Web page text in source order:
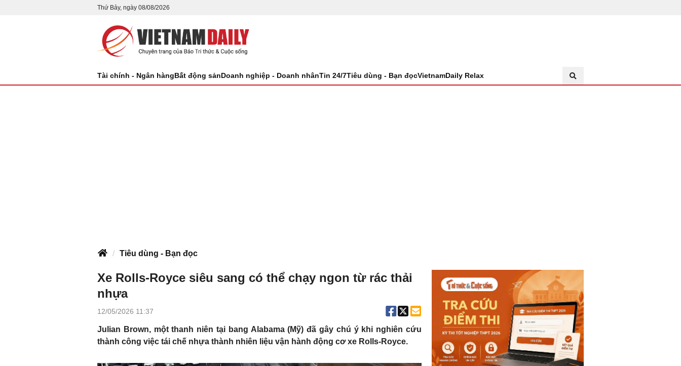
Thứ Bảy, ngày 08/08/2026
Tài chính - Ngân hàngBất động sảnDoanh nghiệp - Doanh nhânTin 24/7Tiêu dùng - Bạn đọcVietnamDaily Relax
Tiêu dùng - Bạn đọc
Xe Rolls-Royce siêu sang có thể chạy ngon từ rác thải
nhựa
12/05/2026 11:37
Julian Brown, một thanh niên tại bang Alabama (Mỹ) đã gây chú ý khi nghiên cứu
thành công việc tái chế nhựa thành nhiên liệu vận hành động cơ xe Rolls-Royce.